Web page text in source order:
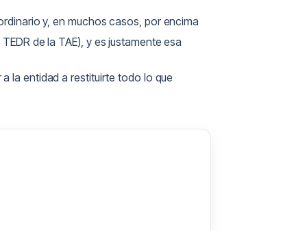
y, en muchos casos, por encima
de la TAE), y es justamente esa
la entidad a restituirte todo lo que